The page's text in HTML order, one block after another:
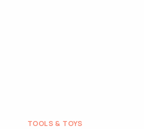
TOOLS & TOYS